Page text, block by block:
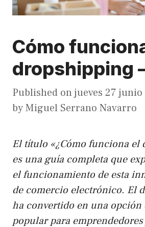
Cómo
dropshipping
Published onjueves 27 junio
byMiguel Serrano Navarro
El título «¿Cómo funciona el
es una guía completa que
el funcionamiento de esta
de comercio electrónico. El
ha convertido en una opción
popular para